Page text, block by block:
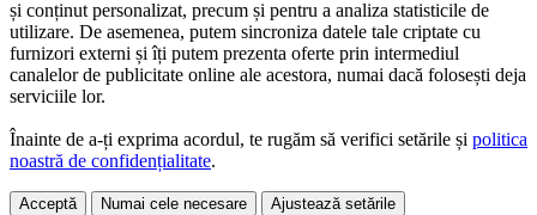
și conținut personalizat, precum și pentru a analiza statisticile de
utilizare. De asemenea, putem sincroniza datele tale criptate cu
furnizori externi și îți putem prezenta oferte prin intermediul
canalelor de publicitate online ale acestora, numai dacă folosești deja
serviciile lor.
Înainte de a-ți exprima acordul, te rugăm să verifici setările și politica
noastră de confidențialitate.
Acceptă Numai cele necesare Ajustează setările